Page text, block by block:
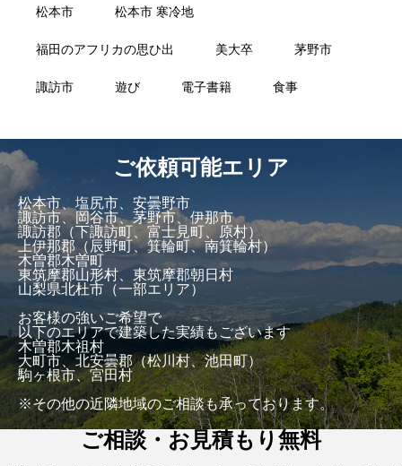
松本市 松本市 寒冷地
福田のアフリカの思ひ出 美大卒 茅野市
諏訪市 遊び 電子書籍 食事
ご依頼可能エリア
松本市、塩尻市、安曇野市
諏訪市、岡谷市、茅野市、伊那市
諏訪郡（下諏訪町、富士見町、原村）
上伊那郡（辰野町、箕輪町、南箕輪村）
木曽郡木曽町
東筑摩郡山形村、東筑摩郡朝日村
山梨県北杜市（一部エリア）
お客様の強いご希望で
以下のエリアで建築した実績もございます
木曽郡木祖村
大町市、北安曇郡（松川村、池田町）
駒ヶ根市、宮田村
※その他の近隣地域のご相談も承っております。
ご相談・お見積もり無料